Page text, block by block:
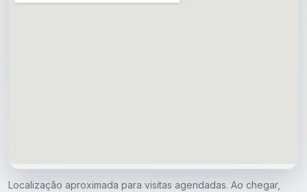
Localização aproximada para visitas agendadas. Ao chegar,